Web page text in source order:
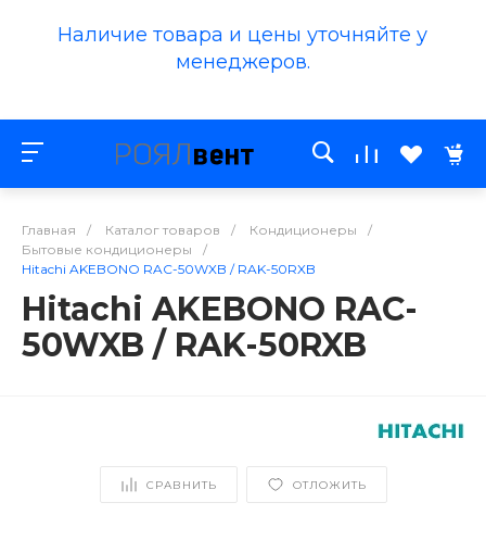
Наличие товара и цены уточняйте у
менеджеров.
Главная / Каталог товаров / Кондиционеры
/
Бытовые кондиционеры
/
Hitachi AKEBONO RAC-50WXB / RAK-50RXB
Hitachi AKEBONO RAC-
50WXB / RAK-50RXB
СРАВНИТЬ ОТЛОЖИТЬ